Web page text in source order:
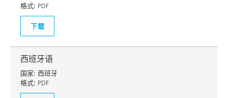
格式: PDF
下载
西班牙语
国家: 西班牙
格式: PDF